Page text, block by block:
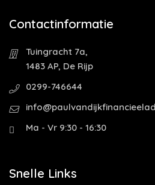
Contactinformatie
Tuingracht 7a,
1483 AP, De Rijp
0299-746644
Ma - Vr 9:30 - 16:30
Snelle Links